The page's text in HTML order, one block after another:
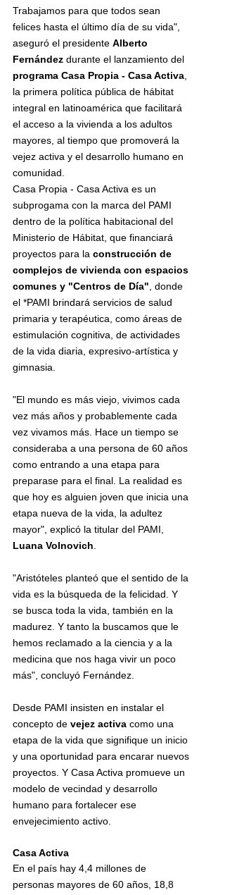
Trabajamos para que todos sean
felices hasta el último día de su vida",
aseguró el presidente Alberto
Fernández durante el lanzamiento del
programa Casa Propia - Casa Activa
la primera política pública de hábitat
integral en latinoamérica que facilitará
el acceso a la vivienda a los adultos
mayores, al tiempo que promoverá la
vejez activa y el desarrollo humano en
comunidad.
Casa Propia - Casa Activa es un
subprogama con la marca del PAMI
dentro de la política habitacional del
Ministerio de Hábitat, que financiará
proyectos para la construcción de
complejos de vivienda con espacios
comunes y "Centros de Día" , donde
el *PAMI brindará servicios de salud
primaria y terapéutica, como áreas de
estimulación cognitiva, de actividades
de la vida diaria, expresivo-artística y
gimnasia.
"El mundo es más viejo, vivimos cada
vez más años y probablemente cada
vez vivamos más. Hace un tiempo se
consideraba a una persona de 60 años
como entrando a una etapa para
preparase para el final. La realidad es
que hoy es alguien joven que inicia una
etapa nueva de la vida, la adultez
mayor", explicó la titular del PAMI,
Luana Volnovich
"Aristóteles planteó que el sentido de la
vida es la búsqueda de la felicidad. Y
se busca toda la vida, también en la
madurez. Y tanto la buscamos que le
hemos reclamado a la ciencia y a la
medicina que nos haga vivir un poco
más", concluyó Fernández.
Desde PAMI insisten en instalar el
concepto de vejez activa como una
etapa de la vida que signifique un inicio
y una oportunidad para encarar nuevos
proyectos. Y Casa Activa promueve un
modelo de vecindad y desarrollo
humano para fortalecer ese
envejecimiento activo.
Casa Activa
En el país hay 4,4 millones de
personas mayores de 60 años, 18,8